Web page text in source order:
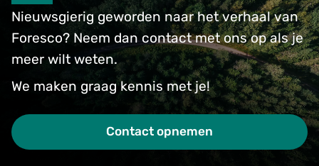
Nieuwsgierig geworden naar het verhaal van
Foresco? Neem dan contact met ons op als je
meer wilt weten.
We maken graag kennis met je!
Contact opnemen